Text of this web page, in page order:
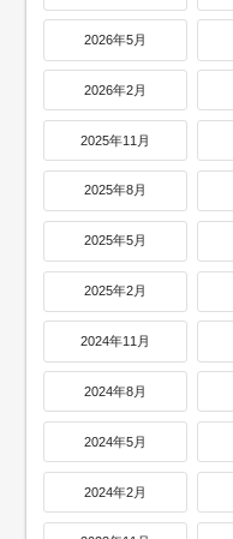
2026年5月
2026年2月
2025年11月
2025年8月
2025年5月
2025年2月
2024年11月
2024年8月
2024年5月
2024年2月